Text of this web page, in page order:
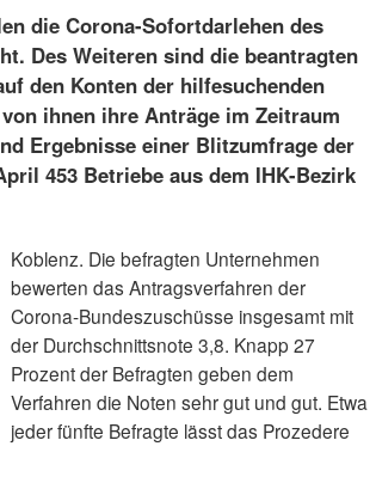
die Corona-Sofortdarlehen des
Des Weiteren sind die beantragten
den Konten der hilfesuchenden
ihnen ihre Anträge im Zeitraum
Ergebnisse einer Blitzumfrage der
453 Betriebe aus dem IHK-Bezirk
Koblenz. Die befragten Unternehmen
bewerten das Antragsverfahren der
Corona-Bundeszuschüsse insgesamt mit
der Durchschnittsnote 3,8. Knapp 27
Prozent der Befragten geben dem
Verfahren die Noten sehr gut und gut. Etwa
jeder fünfte Befragte lässt das Prozedere